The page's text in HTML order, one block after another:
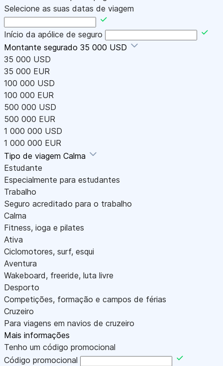
Selecione as suas datas de viagem
Início da apólice de seguro
Montante segurado 35 000 USD
35 000 USD
35 000 EUR
100 000 USD
100 000 EUR
500 000 USD
500 000 EUR
1 000 000 USD
1 000 000 EUR
Tipo de viagem Calma
Estudante
Especialmente para estudantes
Trabalho
Seguro acreditado para o trabalho
Calma
Fitness, ioga e pilates
Ativa
Ciclomotores, surf, esqui
Aventura
Wakeboard, freeride, luta livre
Desporto
Competições, formação e campos de férias
Cruzeiro
Para viagens em navios de cruzeiro
Mais informações
Tenho um código promocional
Código promocional